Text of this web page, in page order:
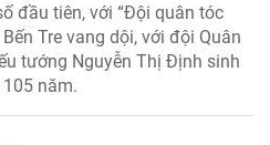
đầu tiên, với “Đội quân tóc
Tre vang dội, với đội Quân
tướng Nguyễn Thị Định sinh
năm.